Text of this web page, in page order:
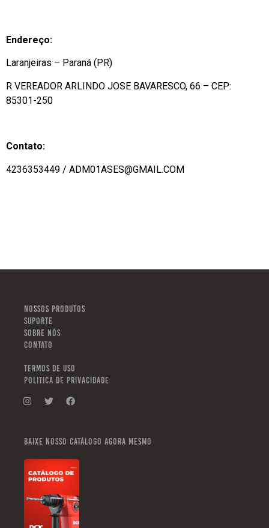
Endereço:
Laranjeiras – Paraná (PR)
R VEREADOR ARLINDO JOSE BAVARESCO, 66 – CEP:
85301-250
Contato:
4236353449 / ADM01ASES@GMAIL.COM
NOSSOS PRODUTOS
SUPORTE
SOBRE NÓS
CONTATO
TERMOS DE USO
POLITICA DE PRIVACIDADE
Baixe nosso catálogo agora mesmo